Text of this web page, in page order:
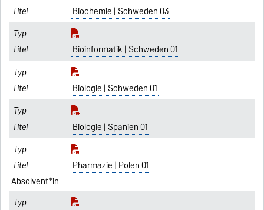
Biochemie | Schweden 03
Bioinformatik | Schweden 01
Biologie | Schweden 01
Biologie | Spanien 01
Pharmazie | Polen 01
Absolvent*in